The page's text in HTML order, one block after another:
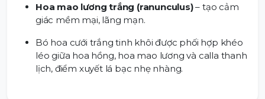
Hoa mao lương trắng (ranunculus)– tạo cảm
giác mềm mại, lãng mạn.
Bó hoa cưới trắng tinh khôi được phối hợp khéo
léo giữa hoa hồng, hoa mao lương và calla thanh
lịch, điểm xuyết lá bạc nhẹ nhàng.